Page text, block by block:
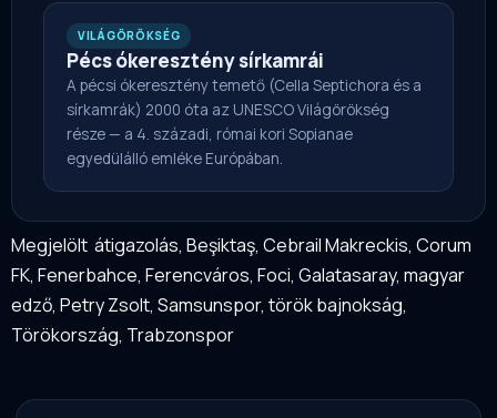
VILÁGÖRÖKSÉG
Pécs ókeresztény sírkamrái
A pécsi ókeresztény temető (Cella Septichora és a
sírkamrák) 2000 óta az UNESCO Világörökség
része — a 4. századi, római kori Sopianae
egyedülálló emléke Európában.
Megjelölt átigazolás,Beşiktaş,Cebrail Makreckis,Corum
FK, Fenerbahce, Ferencváros, Foci, Galatasaray, magyar
edző, Petry Zsolt, Samsunspor, török bajnokság,
Törökország, Trabzonspor